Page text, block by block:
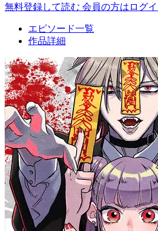
無料登録して読む 会員の方はログ
エピソード一覧
作品詳細